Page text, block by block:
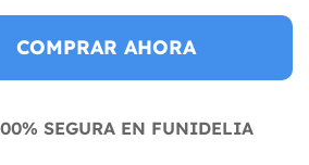
COMPRAR AHORA
SEGURA EN FUNIDELIA